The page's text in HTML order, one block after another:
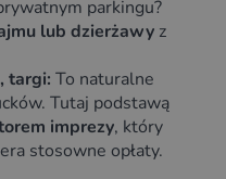
parkingu?
lub dzierżawy z
targi: To naturalne
Tutaj podstawą
imprezy, który
stosowne opłaty.